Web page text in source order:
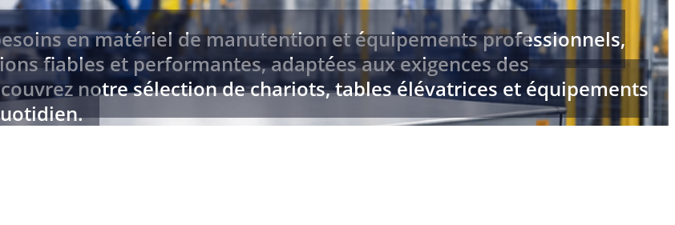
en matériel de manutention et équipements professionnels,
fiables et performantes, adaptées aux exigences des
notre sélection de chariots, tables élévatrices et équipements